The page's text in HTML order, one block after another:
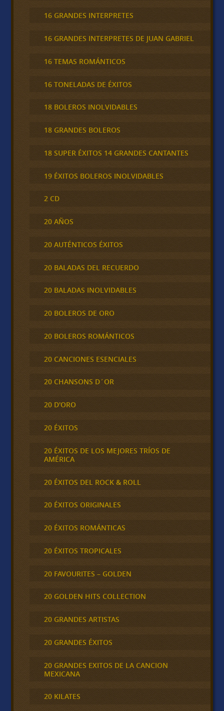
16 GRANDES INTERPRETES
16 GRANDES INTERPRETES DE JUAN GABRIEL
16 TEMAS ROMÁNTICOS
16 TONELADAS DE ÉXITOS
18 BOLEROS INOLVIDABLES
18 GRANDES BOLEROS
18 SUPER ÉXITOS 14 GRANDES CANTANTES
19 ÉXITOS BOLEROS INOLVIDABLES
2 CD
20 AÑOS
20 AUTÉNTICOS ÉXITOS
20 BALADAS DEL RECUERDO
20 BALADAS INOLVIDABLES
20 BOLEROS DE ORO
20 BOLEROS ROMÁNTICOS
20 CANCIONES ESENCIALES
20 CHANSONS D´OR
20 D'ORO
20 ÉXITOS
20 ÉXITOS DE LOS MEJORES TRÍOS DE
AMÉRICA
20 ÉXITOS DEL ROCK & ROLL
20 ÉXITOS ORIGINALES
20 ÉXITOS ROMÁNTICAS
20 ÉXITOS TROPICALES
20 FAVOURITES – GOLDEN
20 GOLDEN HITS COLLECTION
20 GRANDES ARTISTAS
20 GRANDES ÉXITOS
20 GRANDES EXITOS DE LA CANCION
MEXICANA
20 KILATES